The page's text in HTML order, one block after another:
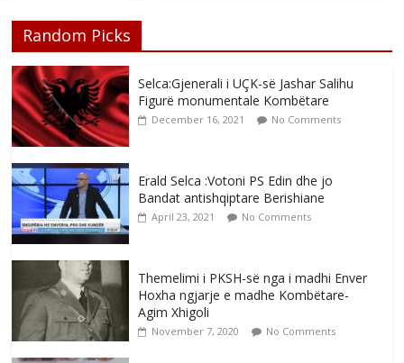
Random Picks
Selca:Gjenerali i UÇK-së Jashar Salihu
Figurë monumentale Kombëtare
December 16, 2021 No Comments
Erald Selca :Votoni PS Edin dhe jo
Bandat antishqiptare Berishiane
April 23, 2021 No Comments
Themelimi i PKSH-së nga i madhi Enver
Hoxha ngjarje e madhe Kombëtare-
Agim Xhigoli
November 7, 2020 No Comments